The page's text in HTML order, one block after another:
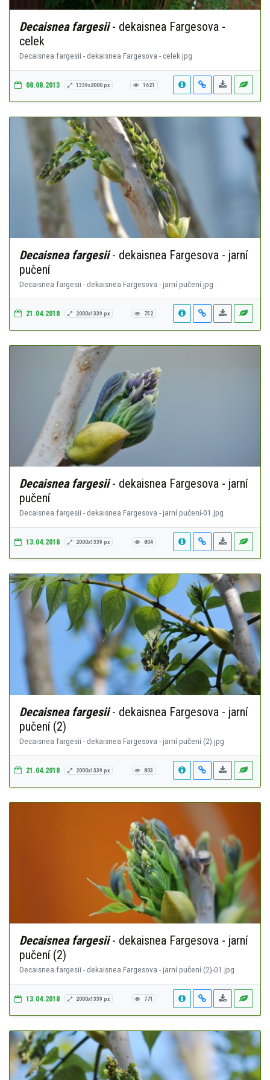
Decaisnea fargesii- dekaisnea Fargesova -
celek
Decaisnea fargesii - dekaisnea Fargesova - celek.jpg
08.08.2013 1339x2000 px 1621
Decaisnea fargesii- dekaisnea Fargesova - jarní
pučení
Decaisnea fargesii - dekaisnea Fargesova - jarní pučení.jpg
21.04.2018 2000x1339 px 752
Decaisnea fargesii- dekaisnea Fargesova - jarní
pučení
Decaisnea fargesii - dekaisnea Fargesova - jarní pučení-01.jpg
13.04.2018 2000x1339 px 804
Decaisnea fargesii- dekaisnea Fargesova - jarní
pučení (2)
Decaisnea fargesii - dekaisnea Fargesova - jarní pučení (2).jpg
21.04.2018 2000x1339 px 803
Decaisnea fargesii- dekaisnea Fargesova - jarní
pučení (2)
Decaisnea fargesii - dekaisnea Fargesova - jarní pučení (2)-01.jpg
13.04.2018 2000x1339 px 771